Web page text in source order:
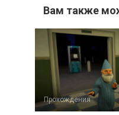
Вам также
Прохождения